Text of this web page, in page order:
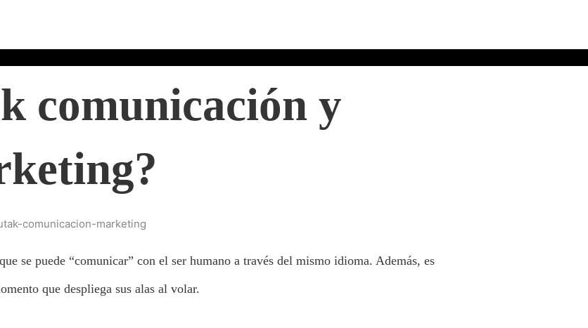
comunicación y
se puede “comunicar” con el ser humano a través del mismo idioma. Además, es
que despliega sus alas al volar.